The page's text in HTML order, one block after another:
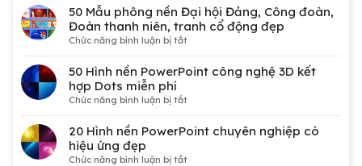
50 Mẫu phông nền Đại hội Đảng, Công đoàn,
Đoàn thanh niên, tranh cổ động đẹp
Chức năng bình luận bị tắtở
Mẫu
Đảng,
50 Hình nền PowerPoint công nghệ 3D kết
hợp Dots miễn phí
Chức năng bình luận bị tắtở
Hình
20 Hình nền PowerPoint chuyên nghiệp có
hiệu ứng đẹp
Chức năng bình luận bị tắtở